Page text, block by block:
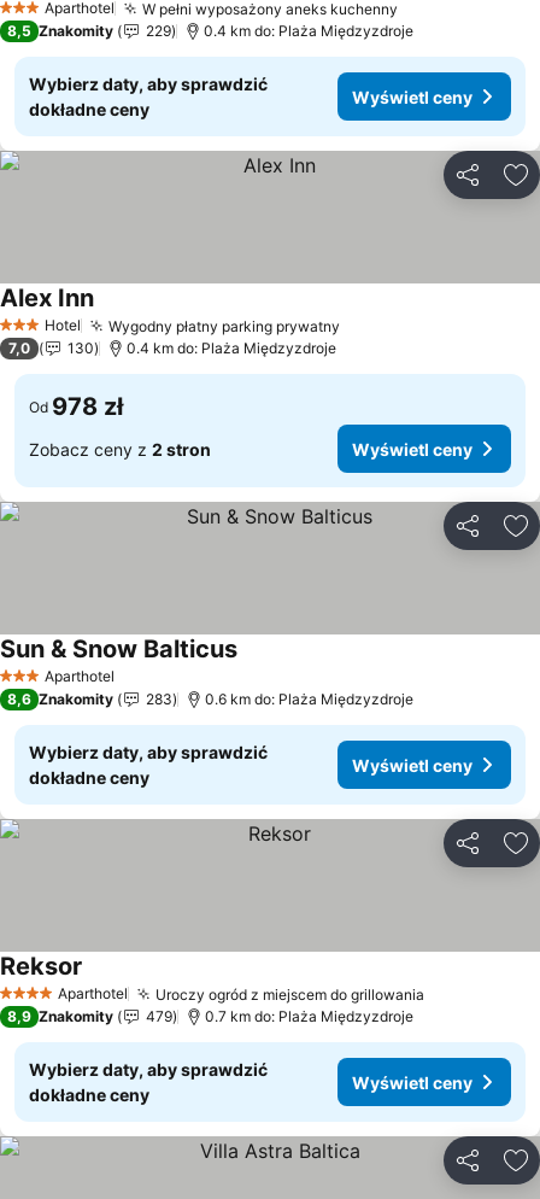
3 KategoriaAparthotel
W pełni wyposażony aneks kuchenny
8,5 Znakomity 229 0.4 km do: Plaża Międzyzdroje
Wybierz daty, aby sprawdzić
dokładne ceny
Wyświetl ceny
3 Kategoria
Hotel Wygodny płatny parking prywatny
Alex Inn
7,0 130 0.4 km do: Plaża Międzyzdroje
Od 978 zł
Zobacz ceny z 2 stron Wyświetl ceny
3 KategoriaAparthotel
Sun & Snow Balticus
8,6 Znakomity 283 0.6 km do: Plaża Międzyzdroje
Wybierz daty, aby sprawdzić
dokładne ceny
Wyświetl ceny
4 KategoriaAparthotel Uroczy ogród z miejscem do grillowania
Reksor
8,9 Znakomity 479 0.7 km do: Plaża Międzyzdroje
Wybierz daty, aby sprawdzić
dokładne ceny
Wyświetl ceny